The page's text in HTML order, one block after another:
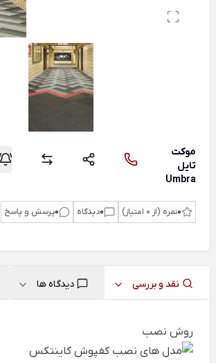
موکت
تایل
Umbra
0نمره (از 0 امتیاز) 0دیدگاه 0پرسش و پاسخ
نقد و بررسی دیدگاه ها
روش نصب